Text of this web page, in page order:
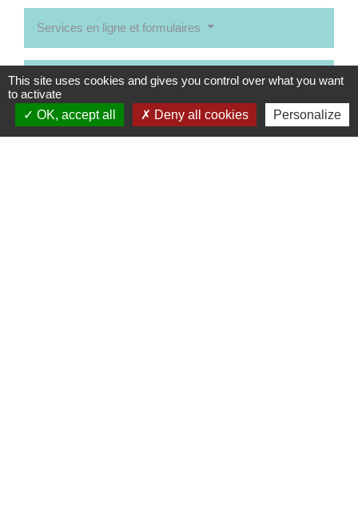
Services en ligne et formulaires
Et aussi
Création d'une association
Formalités administratives d'une association
This site uses cookies and gives you control over what you want
to activate
OK, accept all
Deny all cookies Personalize